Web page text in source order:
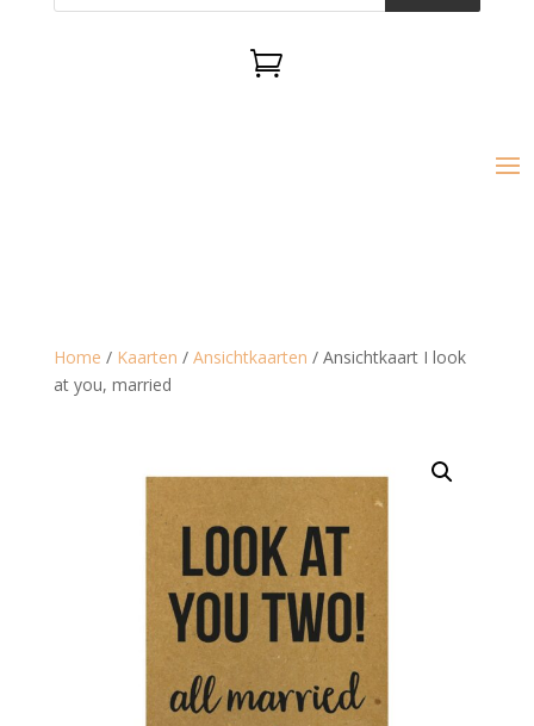

Home / Kaarten / Ansichtkaarten / Ansichtkaart I look
at you, married